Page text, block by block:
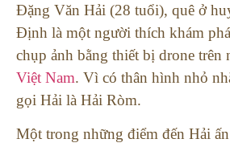
Đặng Văn Hải (28 tuổi), quê ở
Định là một người thích khám
chụp ảnh bằng thiết bị drone trên
Việt Nam. Vì có thân hình nhỏ
gọi Hải là Hải Ròm.
Một trong những điểm đến Hải